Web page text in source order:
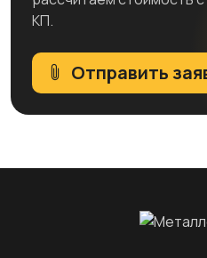
КП.
Отправить